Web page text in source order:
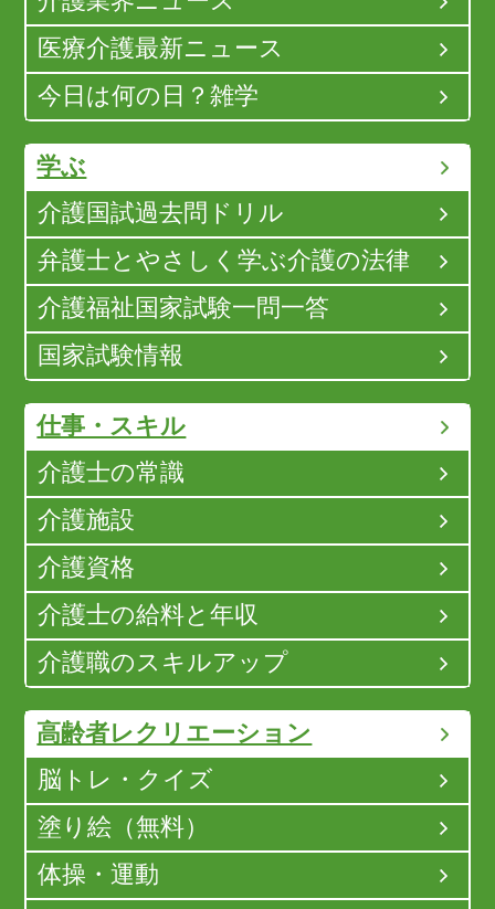
医療介護最新ニュース
今日は何の日？雑学
学ぶ
介護国試過去問ドリル
弁護士とやさしく学ぶ介護の法律
介護福祉国家試験一問一答
国家試験情報
仕事・スキル
介護士の常識
介護施設
介護資格
介護士の給料と年収
介護職のスキルアップ
高齢者レクリエーション
脳トレ・クイズ
塗り絵（無料）
体操・運動